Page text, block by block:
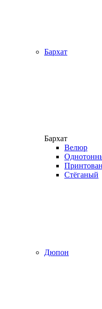
Бархат
Бархат
Велюр
Стёганый
Дюпон